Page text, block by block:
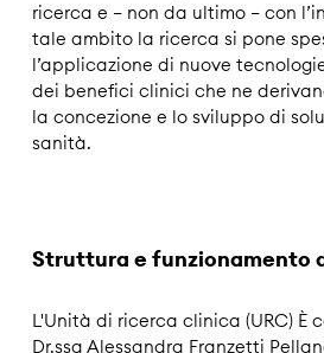
ricerca e – non da ultimo – con
tale ambito la ricerca si pone
l’applicazione di nuove
dei benefici clinici che ne
la concezione e lo sviluppo di
sanità.
Struttura e funzionamento
L'Unità di ricerca clinica (URC) È
Dr.ssa Alessandra Franzetti